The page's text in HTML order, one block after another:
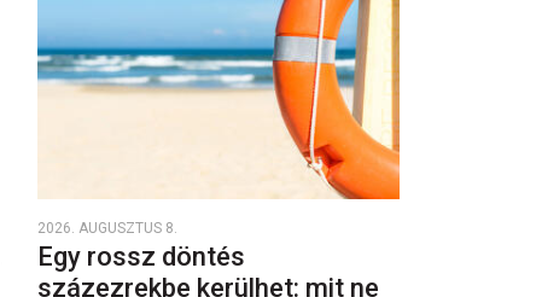
2026. AUGUSZTUS 8.
Egy rossz döntés
százezrekbe kerülhet: mit ne